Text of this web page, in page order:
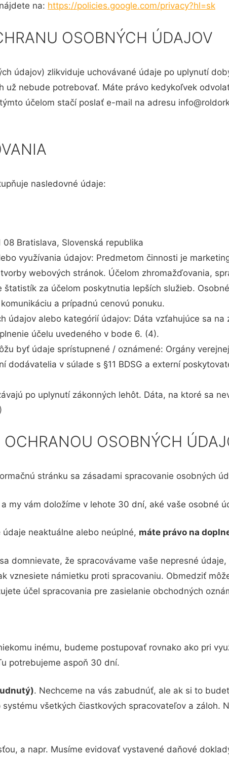
na: https://policies.google.com/privacy?hl=sk
OSOBNÝCH ÚDAJOV
údajov) zlikviduje uchovávané údaje po uplynutí
už nebude potrebovať. Máte právo kedykoľvek
účelom stačí poslať e-mail na adresu
nasledovné údaje:
Bratislava, Slovenská republika
využívania údajov: Predmetom činnosti je
webových stránok. Účelom zhromažďovania,
za účelom poskytnutia lepších služieb.
a prípadnú cenovú ponuku.
údajov alebo kategórií údajov: Dáta vzťahujúce sa
účelu uvedeného v bode 6. (4).
byť údaje sprístupnené / oznámené: Orgány
dodávatelia v súlade s §11 BDSG a externí
po uplynutí zákonných lehôt. Dáta, na ktoré sa
OCHRANOU OSOBNÝCH
stránku sa zásadami spracovanie osobných
my vám doložíme v lehote 30 dní, aké vaše osobné
neaktuálne alebo neúplné, máte právo na
domnievate, že spracovávame vaše nepresné
vznesiete námietku proti spracovaniu. Obmedziť
účel spracovania pre zasielanie obchodných
inému, budeme postupovať rovnako ako pri
potrebujeme aspoň 30 dní.
. Nechceme na vás zabudnúť, ale ak si to
všetkých čiastkových spracovateľov a záloh.
a napr. Musíme evidovať vystavené daňové